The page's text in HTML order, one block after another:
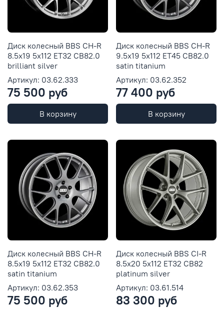
Диск колесный BBS CH-R
8.5x19 5x112 ET32 CB82.0
brilliant silver
Артикул: 03.62.333
75 500 руб
В корзину
Диск колесный BBS CH-R
9.5x19 5x112 ET45 CB82.0
satin titanium
Артикул: 03.62.352
77 400 руб
В корзину
Диск колесный BBS CH-R
8.5x19 5x112 ET32 CB82.0
satin titanium
Артикул: 03.62.353
75 500 руб
Диск колесный BBS CI-R
8.5x20 5x112 ET32 CB82
platinum silver
Артикул: 03.61.514
83 300 руб